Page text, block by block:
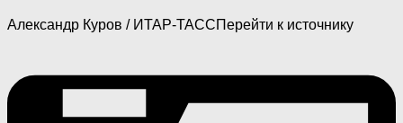
Александр Куров / ИТАР-ТАССПерейти к источнику